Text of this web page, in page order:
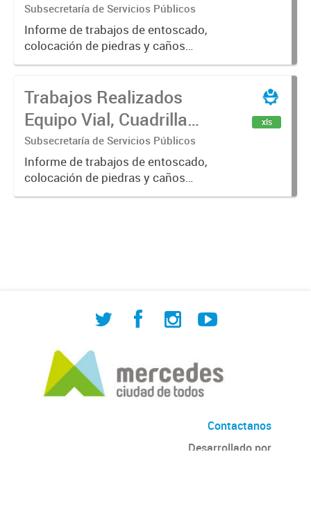
Subsecretaría de Servicios Públicos
Informe de trabajos de entoscado,
colocación de piedras y caños
(zanjeo - cruce de calles) Informe
construcción, colocación de tapa
registro, reparación...
Trabajos Realizados
Equipo Vial, Cuadrilla
Bacheo, Servicio
Eléctrico - Noviembre
2021
Subsecretaría de Servicios Públicos
Informe de trabajos de entoscado,
colocación de piedras y caños
(zanjeo - cruce de calles) Informe
xls
Contactanos
Desarrollado por